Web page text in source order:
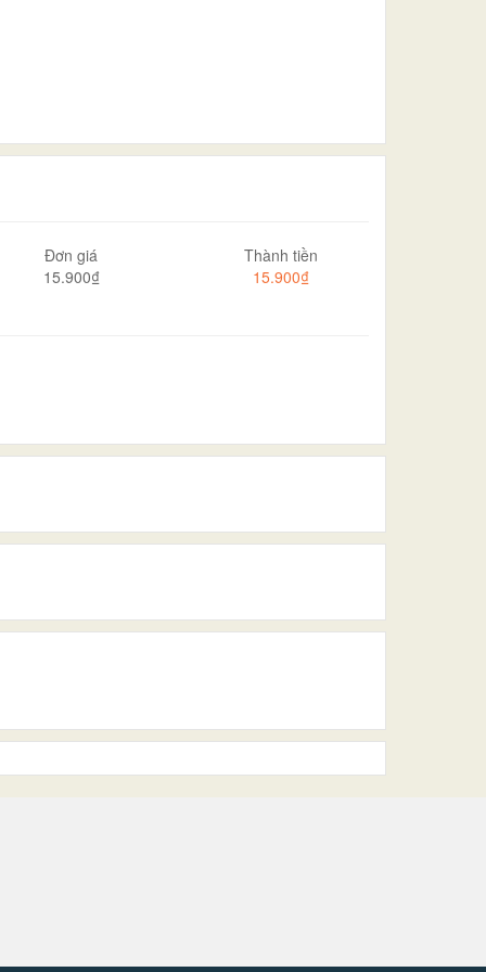
Đơn giá
15.900₫
Thành tiền
15.900₫